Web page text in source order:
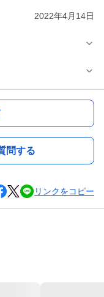
2022年4月14日
問する
リンクをコピー